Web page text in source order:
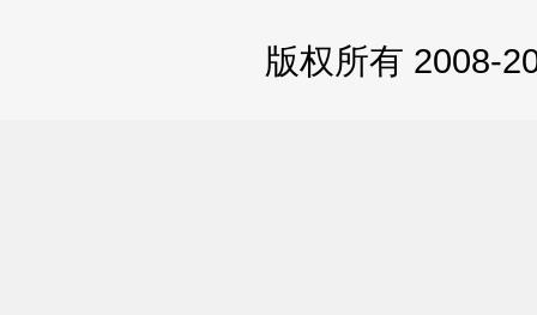
版权所有 2008-